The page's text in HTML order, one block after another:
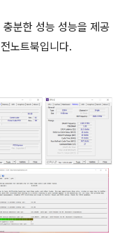
분한 성능 성능을 제공
노트북입니다.